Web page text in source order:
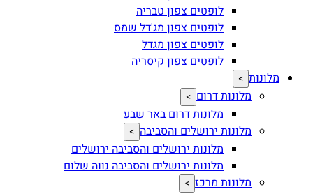
לופטים צפון טבריה
לופטים צפון מג'דל שמס
לופטים צפון מגדל
לופטים צפון קיסריה
מלונות >
מלונות דרום >
מלונות דרום באר שבע
מלונות ירושלים והסביבה >
מלונות ירושלים והסביבה ירושלים
מלונות ירושלים והסביבה נווה שלום
מלונות מרכז >